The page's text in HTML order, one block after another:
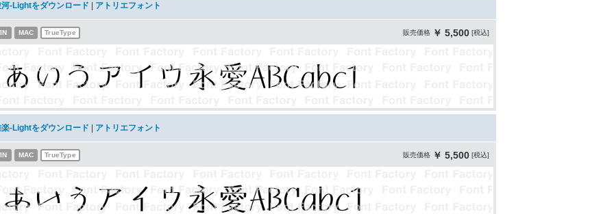
-Lightをダウンロード アトリエフォント
販売価格 ￥ 5,500 [税込]
MAC TrueType
-Lightをダウンロード アトリエフォント
販売価格 ￥ 5,500 [税込]
MAC TrueType